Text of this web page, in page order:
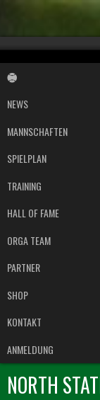
Inhalt
NEWS
MANNSCHAFTEN
SPIELPLAN
TRAINING
HALL OF FAME
ORGA TEAM
PARTNER
SHOP
KONTAKT
ANMELDUNG
NORTH